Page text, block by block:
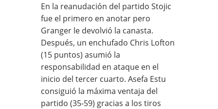
En la reanudación del partido Stojic
fue el primero en anotar pero
Granger le devolvió la canasta.
Después, un enchufado Chris Lofton
(15 puntos) asumió la
responsabilidad en ataque en el
inicio del tercer cuarto. Asefa Estu
consiguió la máxima ventaja del
partido (35-59) gracias a los tiros